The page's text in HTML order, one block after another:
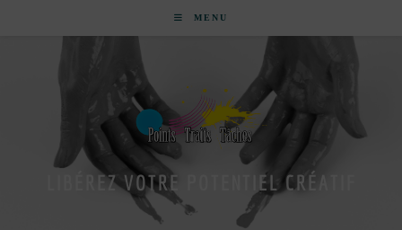
MENU
LIBÉREZ VOTRE POTENTIEL CRÉATIF